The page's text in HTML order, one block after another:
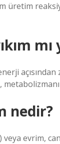
üretim
mı
nedir?
veya evrim,